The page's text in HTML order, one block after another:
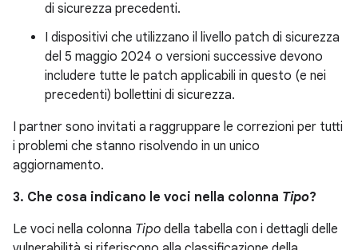
di sicurezza precedenti.
I dispositivi che utilizzano il livello patch di sicurezza
del 5 maggio 2024 o versioni successive devono
includere tutte le patch applicabili in questo (e nei
precedenti) bollettini di sicurezza.
I partner sono invitati a raggruppare le correzioni per tutti
i problemi che stanno risolvendo in un unico
aggiornamento.
3. Che cosa indicano le voci nella colonna Tipo?
Le voci nella colonna Tipo della tabella con i dettagli delle